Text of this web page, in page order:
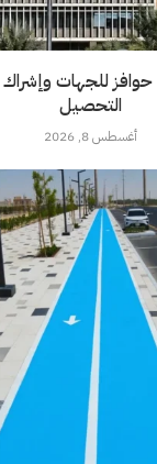
حوافز للجهات
التحصيل
أغسطس 8, 2026